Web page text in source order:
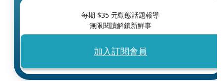
每期 $35 元動態話題報導
無限閱讀解鎖新鮮事
加入訂閱會員